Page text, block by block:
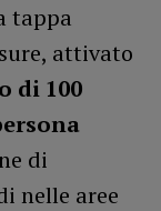
tappa
attivato
di 100
di
nelle aree